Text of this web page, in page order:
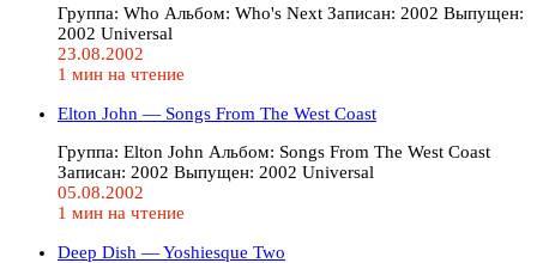
Группа: Who Альбом: Who's Next Записан: 2002 Выпущен:
2002 Universal
23.08.2002
1 мин на чтение
Elton John — Songs From The West Coast
Группа: Elton John Альбом: Songs From The West Coast
Записан: 2002 Выпущен: 2002 Universal
05.08.2002
1 мин на чтение
Deep Dish — Yoshiesque Two